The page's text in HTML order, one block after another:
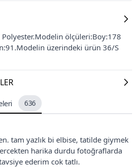
ölçüleri:Boy:178
üzerindeki ürün 36/S
636
tam yazlık bi elbise, tatilde giymek
harika durdu fotoğraflarda
ederim cok tatlı.